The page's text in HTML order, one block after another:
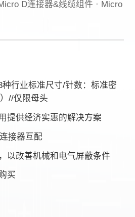
D连接器&线缆组件 · Micro
行业标准尺寸/针数：标准密
//仅限母头
提供经济实惠的解决方案
接器互配
以改善机械和电气屏蔽条件
买